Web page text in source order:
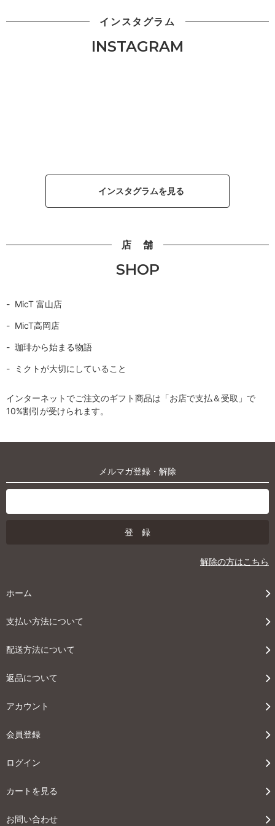
インスタグラム
INSTAGRAM
インスタグラムを見る
店 舗
SHOP
MicT 富山店
MicT高岡店
珈琲から始まる物語
ミクトが大切にしていること
インターネットでご注文のギフト商品は「お店で支払＆受取」で
10%割引が受けられます。
メルマガ登録・解除
解除の方はこちら
ホーム
支払い方法について
配送方法について
返品について
アカウント
会員登録
ログイン
カートを見る
お問い合わせ